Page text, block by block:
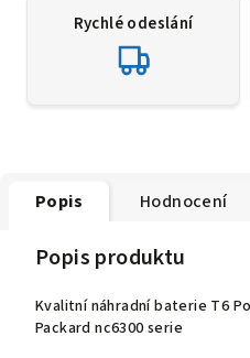
Rychlé odeslání
Popis Hodnocení
Popis produktu
Kvalitní náhradní baterie T6
Packard nc6300 serie